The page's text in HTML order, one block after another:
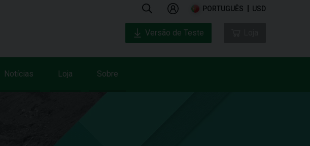
PORTUGUÊS USD
Notícias Loja Sobre
Versão de Teste